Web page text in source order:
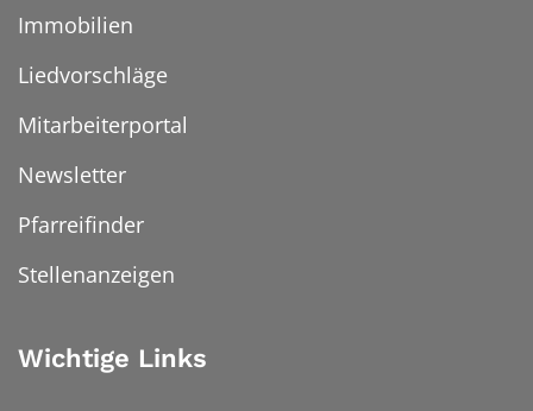
Immobilien
Liedvorschläge
Mitarbeiterportal
Newsletter
Pfarreifinder
Stellenanzeigen
Wichtige Links